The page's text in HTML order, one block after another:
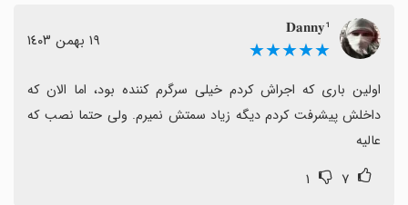
𝐃𝐚𝐧𝐧𝐲¹
★★★★★ ١٩ بهمن ١٤٠٣
عالیه
۷ ۱